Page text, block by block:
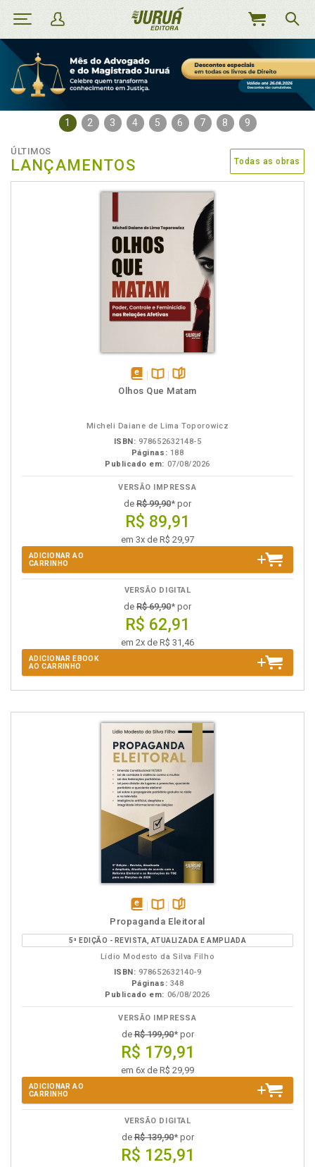
MEU
1 2 3 4 5 6 7 8 9
ÚLTIMOS
LANÇAMENTOS Todas as obras
disponívelDisponível
páginas
Olhos Que Matam
Micheli Daiane de Lima Toporowicz
ISBN: 978652632148-5
Páginas: 188
Publicado em: 07/08/2026
VERSÃO IMPRESSA
de R$ 99,90* por
R$ 89,91
em 3x de R$ 29,97
ADICIONAR AO
CARRINHO
VERSÃO DIGITAL
de R$ 69,90* por
R$ 62,91
em 2x de R$ 31,46
ADICIONAR EBOOK
AO CARRINHO
disponível
em
eBook
Disponível
na
B.V.
páginas
Propaganda Eleitoral
5ª EDIÇÃO - REVISTA, ATUALIZADA E AMPLIADA
Lídio Modesto da Silva Filho
ISBN: 978652632140-9
Páginas: 348
Publicado em: 06/08/2026
VERSÃO IMPRESSA
deR$ 199,90* por
R$ 179,91
em 6x de R$ 29,99
ADICIONAR AO
CARRINHO
VERSÃO DIGITAL
deR$ 139,90* por
R$ 125,91